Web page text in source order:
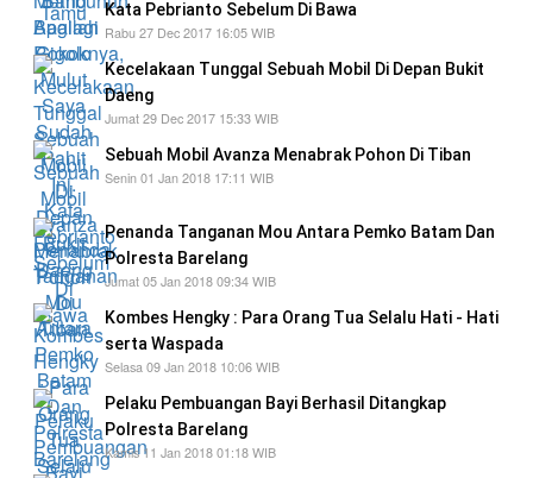
Kata Pebrianto Sebelum Di Bawa
Rabu 27 Dec 2017 16:05 WIB
Kecelakaan Tunggal Sebuah Mobil Di Depan Bukit
Daeng
Jumat 29 Dec 2017 15:33 WIB
Sebuah Mobil Avanza Menabrak Pohon Di Tiban
Senin 01 Jan 2018 17:11 WIB
Penanda Tanganan Mou Antara Pemko Batam Dan
Polresta Barelang
Jumat 05 Jan 2018 09:34 WIB
Kombes Hengky : Para Orang Tua Selalu Hati - Hati
serta Waspada
Selasa 09 Jan 2018 10:06 WIB
Pelaku Pembuangan Bayi Berhasil Ditangkap
Polresta Barelang
Kamis 11 Jan 2018 01:18 WIB